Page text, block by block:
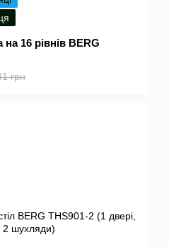
16 рівнів BERG
грн